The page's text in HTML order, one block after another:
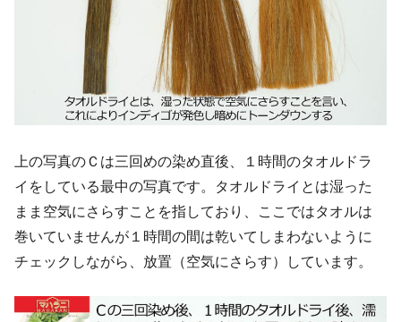
上の写真のＣは三回めの染め直後、１時間のタオルドラ
イをしている最中の写真です。タオルドライとは湿った
まま空気にさらすことを指しており、ここではタオルは
巻いていませんが１時間の間は乾いてしまわないように
チェックしながら、放置（空気にさらす）しています。